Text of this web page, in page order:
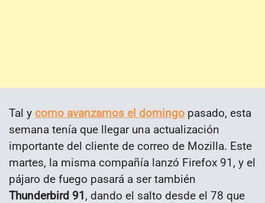
Tal y como avanzamos el domingo pasado, esta
semana tenía que llegar una actualización
importante del cliente de correo de Mozilla. Este
martes, la misma compañía lanzó Firefox 91, y el
pájaro de fuego pasará a ser también
Thunderbird 91, dando el salto desde el 78 que